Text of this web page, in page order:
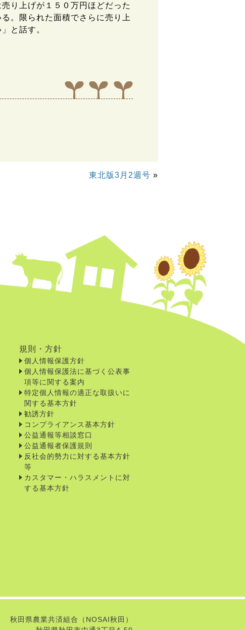
り上げが１５０万円ほどだった
。限られた面積でさらに売り上
と話す。
東北版3月2週号 »
規則・方針
個人情報保護方針
個人情報保護法に基づく公表事
項等に関する案内
特定個人情報の適正な取扱いに
関する基本方針
勧誘方針
コンプライアンス基本方針
公益通報等相談窓口
公益通報者保護規則
反社会的勢力に対する基本方針
等
カスタマー・ハラスメントに対
する基本方針
秋田県農業共済組合（NOSAI秋田）